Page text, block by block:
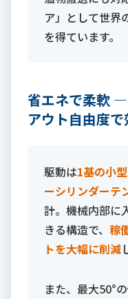
ア」として世界
を得ています。
省エネで柔軟
アウト自由度
駆動は1基の小
ーシリンダーテ
計。機械内部に
きる構造で、 稼
トを大幅に削減
また、最大50°